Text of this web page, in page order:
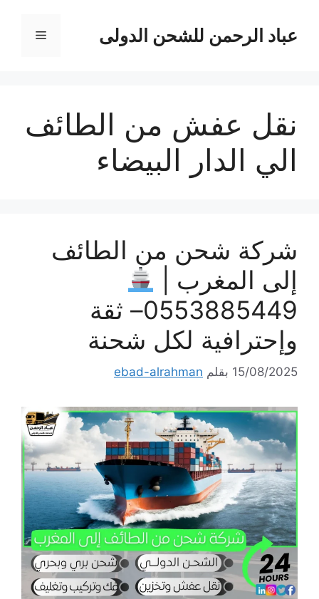
المحتوىعباد الرحمن للشحن الدولى القائمة
نقل عفش من الطائف
الي الدار البيضاء
شركة شحن من الطائف
إلى المغرب |
0553885449– ثقة
وإحترافية لكل شحنة
15/08/2025 بقلم ebad-alrahman